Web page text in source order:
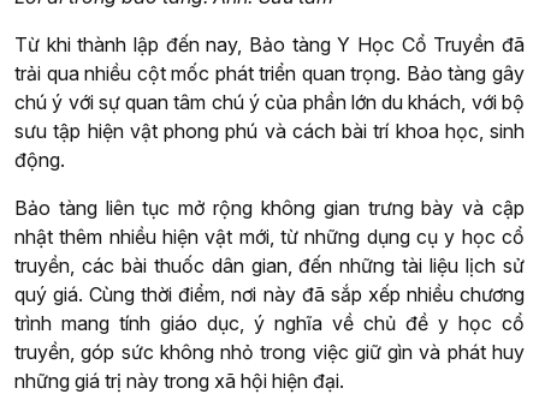
Từ khi thành lập đến nay, Bảo tàng Y Học Cổ Truyền đã
trải qua nhiều cột mốc phát triển quan trọng. Bảo tàng gây
chú ý với sự quan tâm chú ý của phần lớn du khách, với bộ
sưu tập hiện vật phong phú và cách bài trí khoa học, sinh
động.
Bảo tàng liên tục mở rộng không gian trưng bày và cập
nhật thêm nhiều hiện vật mới, từ những dụng cụ y học cổ
truyền, các bài thuốc dân gian, đến những tài liệu lịch sử
quý giá. Cùng thời điểm, nơi này đã sắp xếp nhiều chương
trình mang tính giáo dục, ý nghĩa về chủ đề y học cổ
truyền, góp sức không nhỏ trong việc giữ gìn và phát huy
những giá trị này trong xã hội hiện đại.